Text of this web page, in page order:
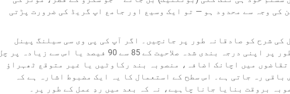
کی وجہ سے محدود ہو — تو ایک وسیع اور جامع اپ گریڈ کی ضرورت پڑتی
کی شرح کو صادقانہ طور پر جانچیں۔ اگر آپ کی پی وی سی سیلنگ پینل
تیاری کی لائن مسلسل طور پر اپنی درجہ بندی شدہ صلاحیت کے 85 سے 90 فیصد یا اس سے زیادہ پر
میں اچانک اضافہ، منصوبہ بند رکاوٹیں یا غیر متوقع ٹھہراؤ
باقی رہ جاتی ہے۔ اس سطح کے استعمال کا یہ ایک مضبوط اشارہ ہے کہ
بروقت بنایا جانا چاہیے، نہ کہ بعد میں ردِ عمل کے طور پر۔